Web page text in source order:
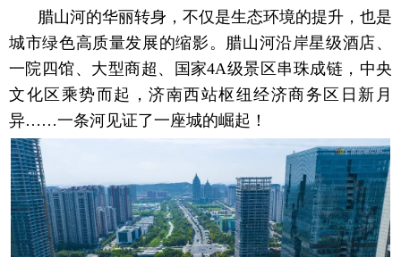
腊山河的华丽转身，不仅是生态环境的提升，也是
城市绿色高质量发展的缩影。腊山河沿岸星级酒店、
一院四馆、大型商超、国家4A级景区串珠成链，中央
文化区乘势而起，济南西站枢纽经济商务区日新月
异……一条河见证了一座城的崛起！